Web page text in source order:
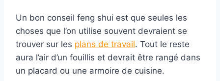
Un bon conseil feng shui est que seules les
choses que l’on utilise souvent devraient se
trouver sur les plans de travail. Tout le reste
aura l’air d’un fouillis et devrait être rangé dans
un placard ou une armoire de cuisine.